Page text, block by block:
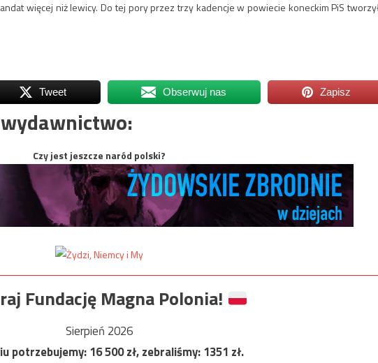
więcej niż lewicy. Do tej pory przez trzy kadencje w powiecie koneckim PiS
Tweet Obserwuj nas Zapisz
Czy jest jeszcze naród polski?
Fundację Magna Polonia!
Sierpień 2026
potrzebujemy:16 500zł, zebraliśmy:1351 zł.